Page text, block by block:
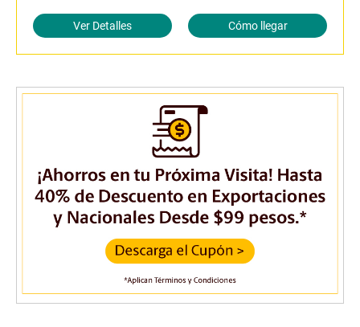
Ver Detalles Cómo llegar